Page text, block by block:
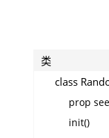
类
class
prop
init()